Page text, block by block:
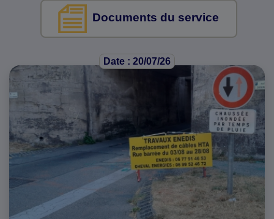
Documents du service
Date : 20/07/26